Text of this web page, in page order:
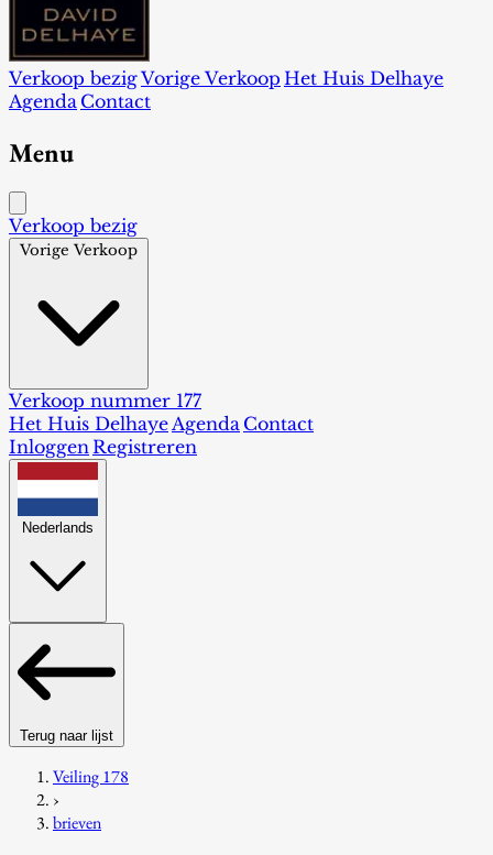
Verkoop bezigVorige Verkoop Het Huis Delhaye
Agenda Contact
Menu
Verkoop bezig
Vorige Verkoop
Verkoop nummer 177
Het Huis DelhayeAgenda Contact
InloggenRegistreren
Nederlands
Terug naar lijst
Veiling 178
›
brieven